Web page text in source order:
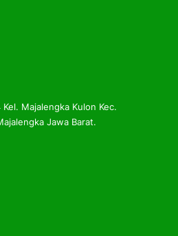
Majalengka Kulon Kec.
Jawa Barat.